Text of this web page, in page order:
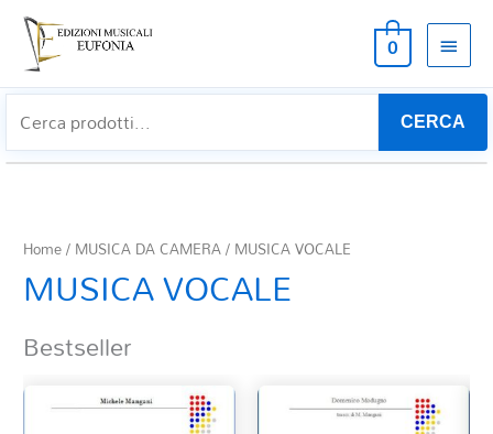
0
CERCA
Home/ MUSICA DA CAMERA/ MUSICA VOCALE
MUSICA VOCALE
Bestseller